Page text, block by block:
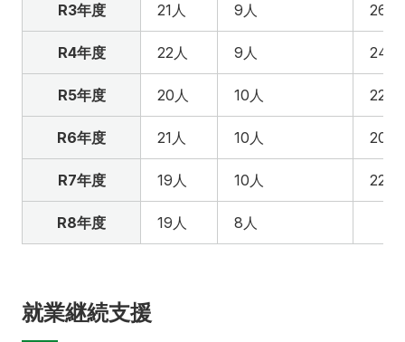
R3年度 21人 9人 26人
R4年度 22人 9人 24人
R5年度 20人 10人 22人
R6年度 21人 10人 20人
R7年度 19人 10人 22人
R8年度 19人 8人
就業継続支援